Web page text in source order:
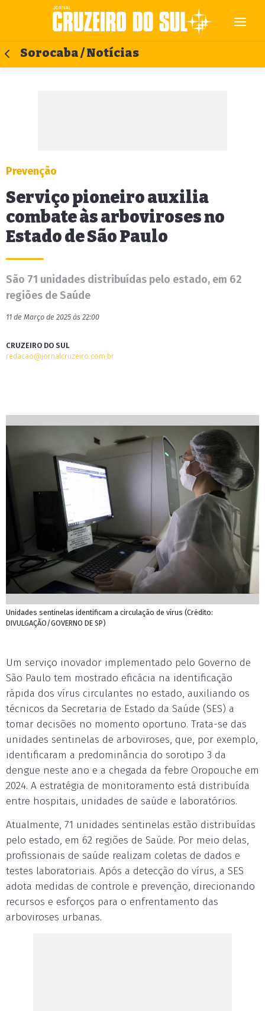
Sorocaba / Notícias
Prevenção
Serviço pioneiro auxilia
combate às arboviroses no
Estado de São Paulo
São 71 unidades distribuídas pelo estado, em 62
regiões de Saúde
11 de Março de 2025 às 22:00
CRUZEIRO DO SUL
redacao@jornalcruzeiro.com.br
Unidades sentinelas identificam a circulação de vírus (Crédito:
DIVULGAÇÃO/GOVERNO DE SP)
Um serviço inovador implementado pelo Governo de
São Paulo tem mostrado eficácia na identificação
rápida dos vírus circulantes no estado, auxiliando os
técnicos da Secretaria de Estado da Saúde (SES) a
tomar decisões no momento oportuno. Trata-se das
unidades sentinelas de arboviroses, que, por exemplo,
identificaram a predominância do sorotipo 3 da
dengue neste ano e a chegada da febre Oropouche em
2024. A estratégia de monitoramento está distribuída
entre hospitais, unidades de saúde e laboratórios.
Atualmente, 71 unidades sentinelas estão distribuídas
pelo estado, em 62 regiões de Saúde. Por meio delas,
profissionais de saúde realizam coletas de dados e
testes laboratoriais. Após a detecção do vírus, a SES
adota medidas de controle e prevenção, direcionando
recursos e esforços para o enfrentamento das
arboviroses urbanas.